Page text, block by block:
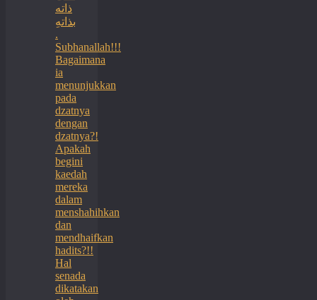
ذاته
بذاتهِ
.
Subhanallah!!!
Bagaimana
ia
menunjukkan
pada
dzatnya
dengan
dzatnya?!
Apakah
begini
kaedah
mereka
dalam
menshahihkan
dan
mendhaifkan
hadits?!!
Hal
senada
dikatakan